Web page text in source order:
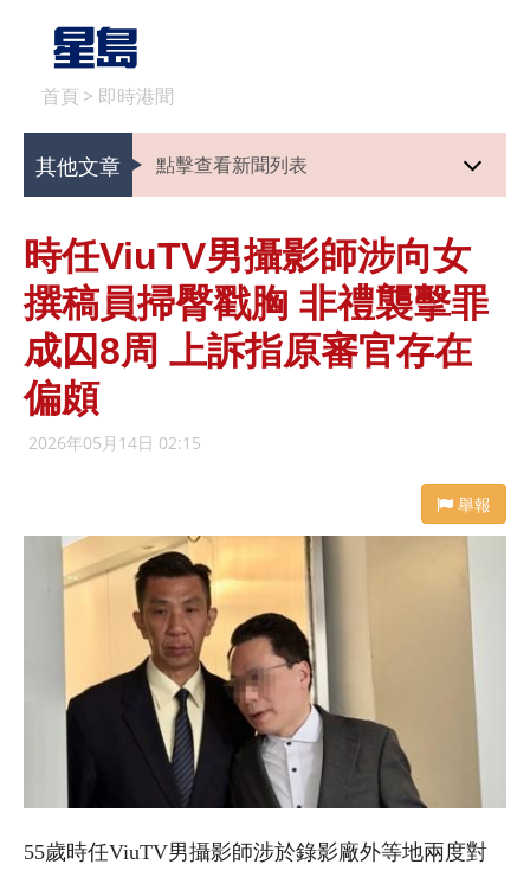
首頁 > 即時港聞
其他文章 點擊查看新聞列表
時任ViuTV男攝影師涉向女
撰稿員掃臀戳胸 非禮襲擊罪
成囚8周 上訴指原審官存在
偏頗
2026年05月14日 02:15
舉報
55歲時任ViuTV男攝影師涉於錄影廠外等地兩度對